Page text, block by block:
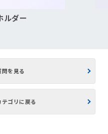
ルダー
を見る
ゴリに戻る